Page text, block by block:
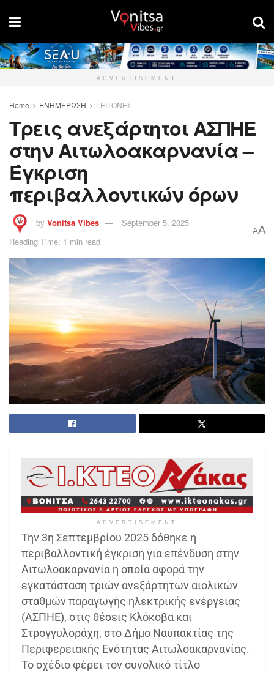
ADVERTISEMENT
Home ΕΝΗΜΕΡΩΣΗ ΓΕΙΤΟΝΕΣ
Τρεις ανεξάρτητοι ΑΣΠΗΕ
στην Αιτωλοακαρνανία –
Έγκριση
περιβαλλοντικών όρων
by Vonitsa Vibes
September 5, 2025
Reading Time: 1 min read
AA
ADVERTISEMENT
Την 3η Σεπτεμβρίου 2025 δόθηκε η
περιβαλλοντική έγκριση για επένδυση στην
Αιτωλοακαρνανία η οποία αφορά την
εγκατάσταση τριών ανεξάρτητων αιολικών
σταθμών παραγωγής ηλεκτρικής ενέργειας
(ΑΣΠΗΕ), στις θέσεις Κλόκοβα και
Στρογγυλοράχη, στο Δήμο Ναυπακτίας της
Περιφερειακής Ενότητας Αιτωλοακαρνανίας.
Το σχέδιο φέρει τον συνολικό τίτλο